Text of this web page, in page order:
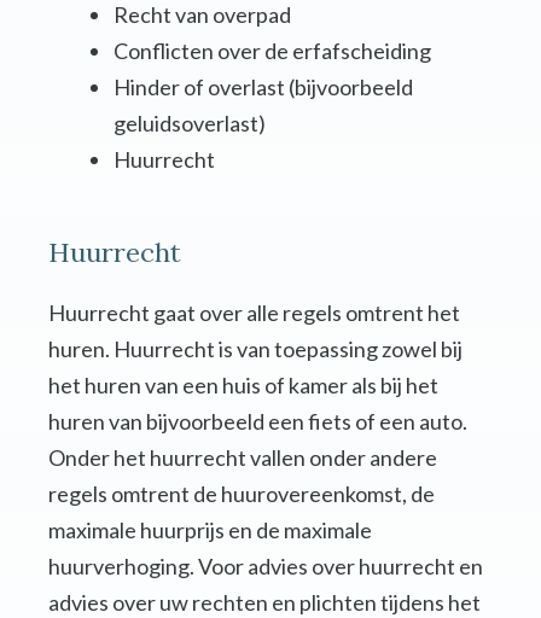
Recht van overpad
Conflicten over de erfafscheiding
Hinder of overlast (bijvoorbeeld
geluidsoverlast)
Huurrecht
Huurrecht
Huurrecht gaat over alle regels omtrent het
huren. Huurrecht is van toepassing zowel bij
het huren van een huis of kamer als bij het
huren van bijvoorbeeld een fiets of een auto.
Onder het huurrecht vallen onder andere
regels omtrent de huurovereenkomst, de
maximale huurprijs en de maximale
huurverhoging. Voor advies over huurrecht en
advies over uw rechten en plichten tijdens het